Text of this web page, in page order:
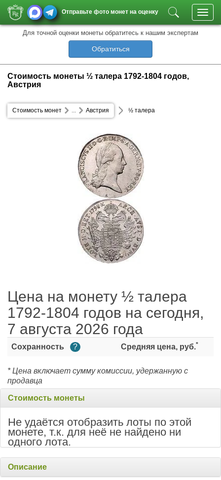
Отправьте фото монет на оценку
Для точной оценки монеты обратитесь к нашим экспертам
Обратиться
Стоимость монеты ½ талера 1792-1804 годов,
Австрия
Стоимость монет Австрия
... ½ талера
Цена на монету ½ талера
1792-1804 годов на сегодня,
7 августа 2026 года
Сохранность ? Средняя цена, руб.*
* Цена включает сумму комиссии, удержанную с
продавца
Стоимость монеты
Не удаётся отобразить лоты по этой
монете, т.к. для неё не найдено ни
одного лота.
Описание